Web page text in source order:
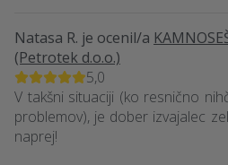
Natasa R. je ocenil/a
(Petrotek d.o.o.)
5,0
V takšni situaciji (ko resnično
problemov), je dober izvajalec
naprej!